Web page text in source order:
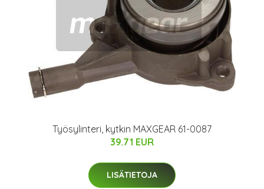
Työsylinteri, kytkin MAXGEAR 61-0087
39.71 EUR
LISÄTIETOJA